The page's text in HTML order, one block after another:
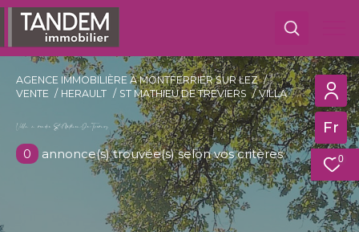
Fr
0
AGENCE IMMOBILIÈRE À MONTFERRIER SUR LEZ
VENTE
HERAULT ST MATHIEU DE TREVIERS VILLA
Villa à vendre St-Mathieu-De-Treviers
0 annonce(s) trouvée(s) selon vos critères
EFFECTUER UNE RECHERCHE
Trouver mon futur bien